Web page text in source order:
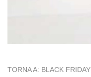
TORNA A: BLACK FRIDAY